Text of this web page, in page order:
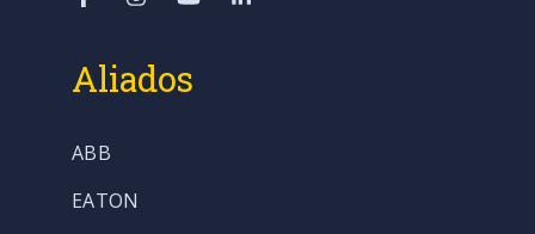
Aliados
ABB
EATON